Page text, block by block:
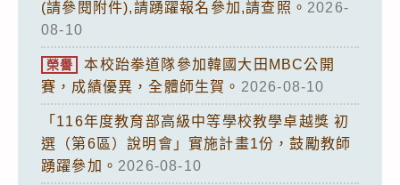
(請參閱附件),請踴躍報名參加,請查照。 2026-
08-10
榮譽
本校跆拳道隊參加韓國大田MBC公開
賽，成績優異，全體師生賀。 2026-08-10
「116年度教育部高級中等學校教學卓越獎 初
選（第6區）說明會」實施計畫1份，鼓勵教師
踴躍參加。 2026-08-10